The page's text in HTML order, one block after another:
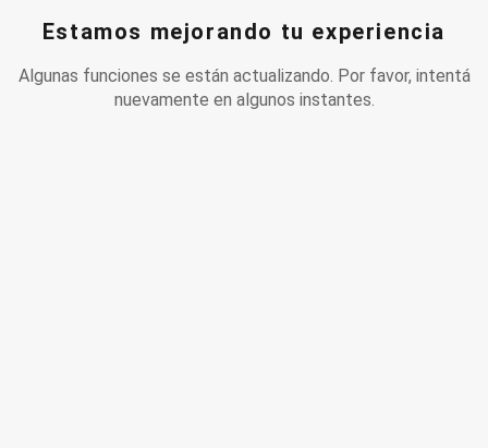
Estamos mejorando tu experiencia
Algunas funciones se están actualizando. Por favor, intentá
nuevamente en algunos instantes.